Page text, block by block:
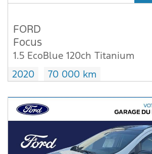
FORD
Focus
1.5 EcoBlue 120ch Titanium
2020
70 000 km